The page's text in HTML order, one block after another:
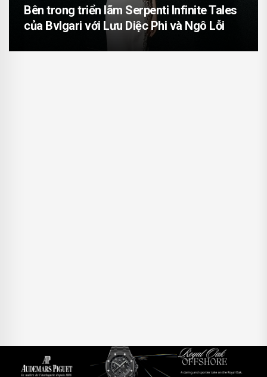
Bên trong triển lãm Serpenti Infinite Tales
của Bvlgari với Lưu Diệc Phi và Ngô Lỗi